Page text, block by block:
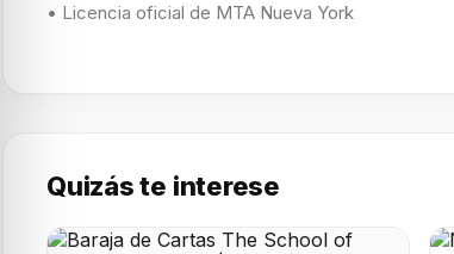
• Licencia oficial de MTA Nueva York
Quizás te interese